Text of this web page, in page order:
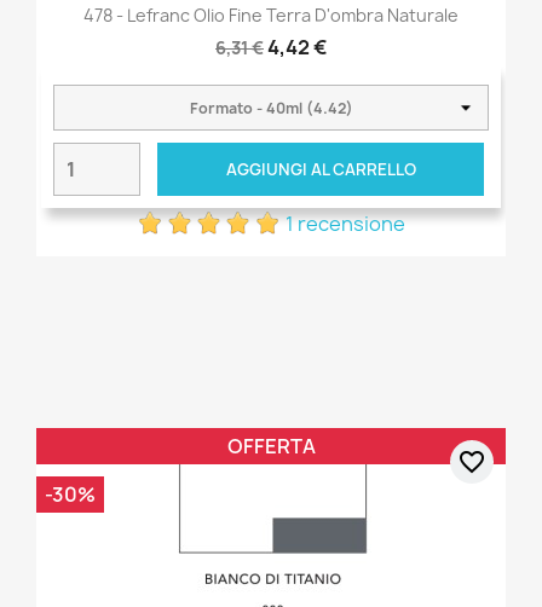
478 - Lefranc Olio Fine Terra D'ombra Naturale
6,31 €4,42 €
AGGIUNGI AL CARRELLO
1 recensione
OFFERTA
-30%
favorite_border